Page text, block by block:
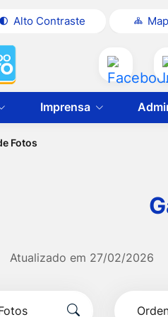
Alto Contraste
Acessar
a
Rede
Imprensa
Fotos
Atualizado em 27/02/2026